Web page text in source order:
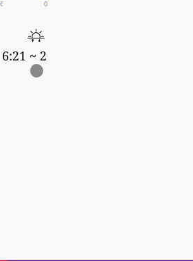
0.1
6:21 ~ 20:12